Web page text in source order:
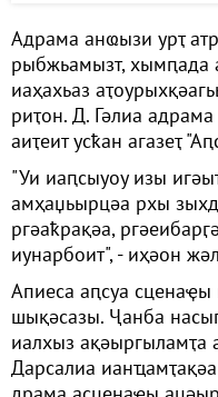
Адрама анҩызи урҭ
рыбжьамызт, хымԥада
иаҳахьаз
риҭон. Д. Гәлиа
аиҭеит усҟан агазеҭ
"Уи иаԥсыуоу изы
амҳаџьырцәа рхы
ргәаҟрақәа,
иунарбоит", - иҳәон
Апиеса аԥсуа
шықәсазы. Ҷанба
иалхыз ақәыргыламҭа
Дарсалиа